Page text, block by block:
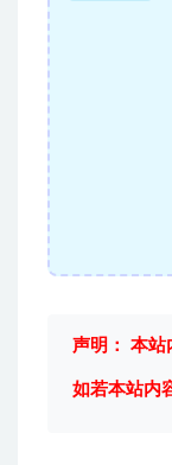
声明： 本站
如若本站内